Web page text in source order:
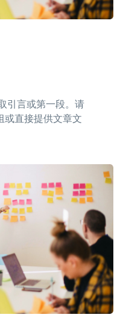
引言或第一段。请
或直接提供文章文